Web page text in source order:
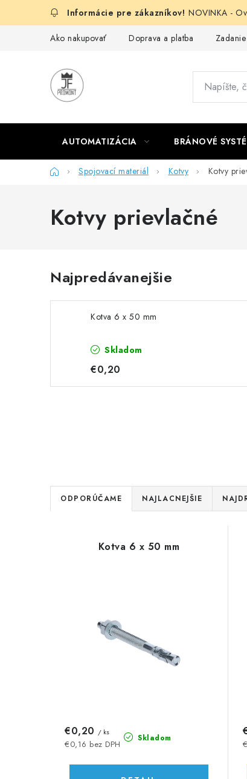
NOVINKA -
Ako nakupovať Doprava a platba
AUTOMATIZÁCIA BRÁNOVÉ
DomovSpojovací materiál Kotvy Kotvy
Kotvy prievlačné
Najpredávanejšie
Kotva 6 x 50 mm
Skladom
€0,20
R
a
ODPORÚČAME NAJLACNEJŠIE
Kotva 6 x 50 mm
Skladom
€0,16 bez DPH
€0,20 / ks